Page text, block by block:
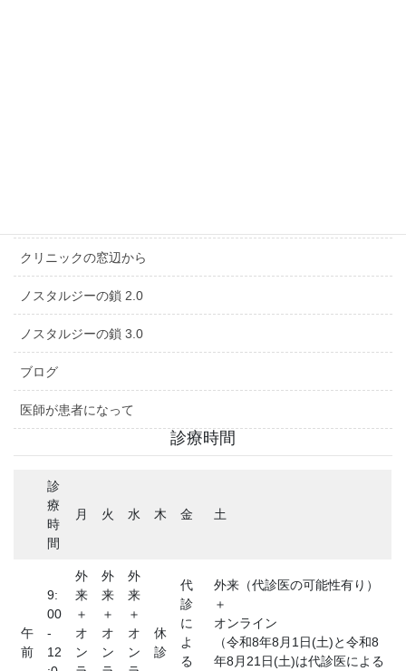
クリニックの窓辺から
ノスタルジーの鎖 2.0
ノスタルジーの鎖 3.0
ブログ
医師が患者になって
診療時間
診
療
時
間
月 火 水 木 金 土
午
前
9:
00
-
12
外
来
＋
オ
ン
外
来
＋
オ
ン
外
来
＋
オ
ン
休
診
代
診
に
よ
る
外来（代診医の可能性有り）
＋
オンライン
（令和8年8月1日(土)と令和8
年8月21日(土)は代診医による